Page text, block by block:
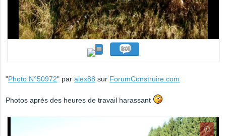
"Photo N°50972" par alex88 sur ForumConstruire.com
Photos après des heures de travail harassant